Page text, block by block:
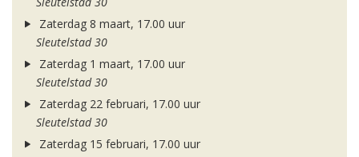
Zaterdag 8 maart, 17.00 uur
Sleutelstad 30
Zaterdag 1 maart, 17.00 uur
Sleutelstad 30
Zaterdag 22 februari, 17.00 uur
Sleutelstad 30
Zaterdag 15 februari, 17.00 uur